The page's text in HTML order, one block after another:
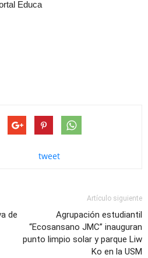
Educa
tweet
de
Artículo siguiente
Agrupación estudiantil
“Ecosansano JMC” inauguran
punto limpio solar y parque Liw
Ko en la USM